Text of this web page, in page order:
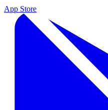
App Store